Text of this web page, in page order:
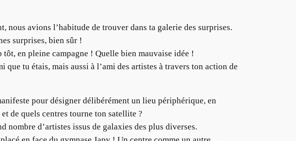
nous avions l’habitude de trouver dans ta galerie des surprises.
surprises, bien sûr !
en pleine campagne ! Quelle bien mauvaise idée !
tu étais, mais aussi à l’ami des artistes à travers ton action de
pour désigner délibérément un lieu périphérique, en
de quels centres tourne ton satellite ?
d’artistes issus de galaxies des plus diverses.